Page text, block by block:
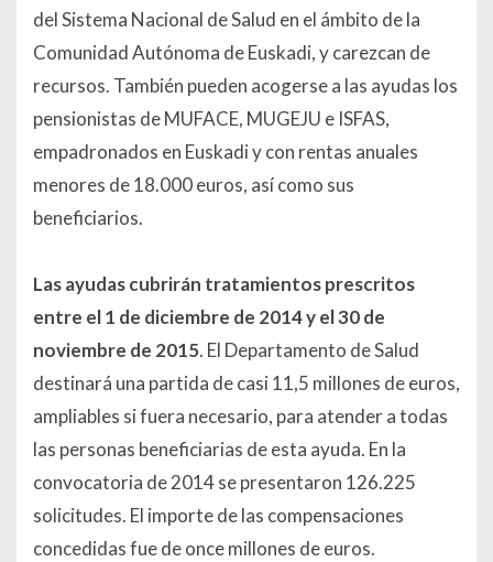
del Sistema Nacional de Salud en el ámbito de la
Comunidad Autónoma de Euskadi, y carezcan de
recursos. También pueden acogerse a las ayudas los
pensionistas de MUFACE, MUGEJU e ISFAS,
empadronados en Euskadi y con rentas anuales
menores de 18.000 euros, así como sus
beneficiarios.
Las ayudas cubrirán tratamientos prescritos
entre el 1 de diciembre de 2014 y el 30 de
noviembre de 2015. El Departamento de Salud
destinará una partida de casi 11,5 millones de euros,
ampliables si fuera necesario, para atender a todas
las personas beneficiarias de esta ayuda. En la
convocatoria de 2014 se presentaron 126.225
solicitudes. El importe de las compensaciones
concedidas fue de once millones de euros.